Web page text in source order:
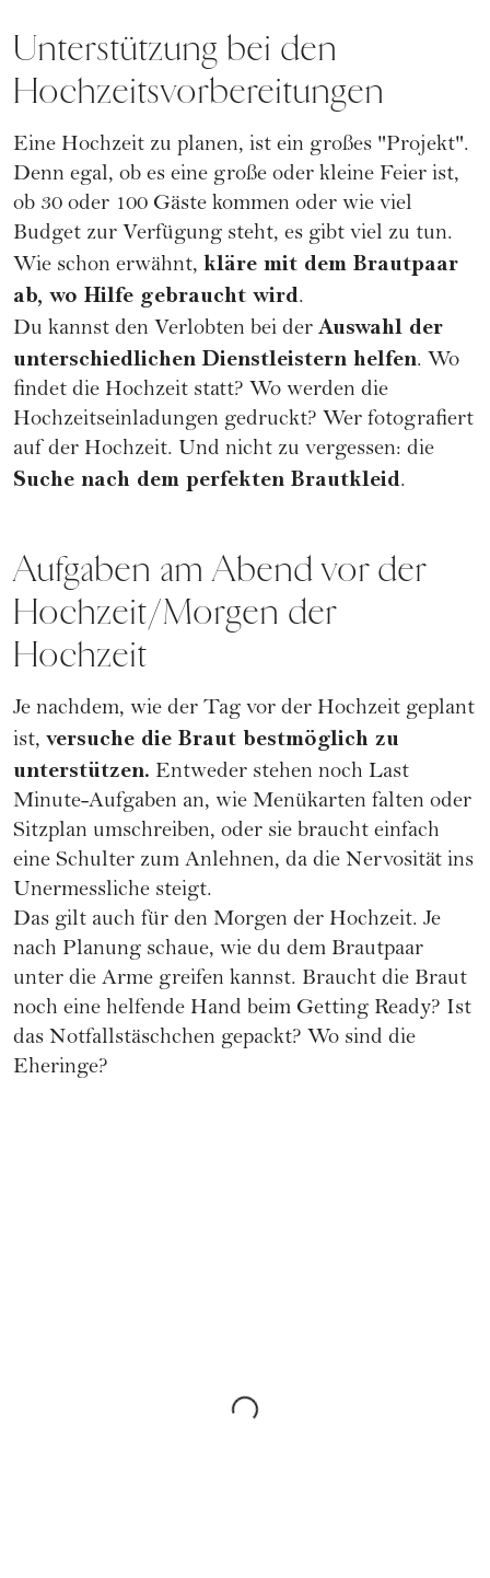
Unterstützung bei den
Hochzeitsvorbereitungen
Eine Hochzeit zu planen, ist ein großes "Projekt".
Denn egal, ob es eine große oder kleine Feier ist,
ob 30 oder 100 Gäste kommen oder wie viel
Budget zur Verfügung steht, es gibt viel zu tun.
Wie schon erwähnt, kläre mit dem Brautpaar
ab, wo Hilfe gebraucht wird.
Du kannst den Verlobten bei der Auswahl der
unterschiedlichen Dienstleistern helfen. Wo
findet die Hochzeit statt? Wo werden die
Hochzeitseinladungen gedruckt? Wer fotografiert
auf der Hochzeit. Und nicht zu vergessen: die
Suche nach dem perfekten Brautkleid.
Aufgaben am Abend vor der
Hochzeit/Morgen der
Hochzeit
Je nachdem, wie der Tag vor der Hochzeit geplant
ist, versuche die Braut bestmöglich zu
unterstützen. Entweder stehen noch Last
Minute-Aufgaben an, wie Menükarten falten oder
Sitzplan umschreiben, oder sie braucht einfach
eine Schulter zum Anlehnen, da die Nervosität ins
Unermessliche steigt.
Das gilt auch für den Morgen der Hochzeit. Je
nach Planung schaue, wie du dem Brautpaar
unter die Arme greifen kannst. Braucht die Braut
noch eine helfende Hand beim Getting Ready? Ist
das Notfallstäschchen gepackt? Wo sind die
Eheringe?